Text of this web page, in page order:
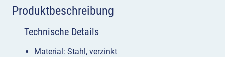
Produktbeschreibung
Technische Details
Material: Stahl, verzinkt